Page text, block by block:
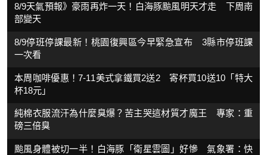
8/9天氣預報》豪雨再炸一天！白海豚颱風明天才走 下周南
部變天
8/9停班停課最新！桃園復興區今早緊急宣布 3縣市停班課
一次看
本周咖啡優惠！7-11美式拿鐵買2送2 寄杯買10送10「特大
杯18元」
純棉衣服流汗為什麼臭爆？苦主哭這材質才魔王 專家：重
磅三倍臭
颱風身體被切一半！白海豚「衛星雲圖」好慘 氣象署：快